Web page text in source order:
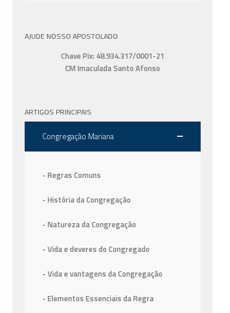
AJUDE NOSSO APOSTOLADO
Chave Pix: 48.934.317/0001-21
CM Imaculada Santo Afonso
ARTIGOS PRINCIPAIS
Congregação Mariana
- Regras Comuns
- História da Congregação
- Natureza da Congregação
- Vida e deveres do Congregado
- Vida e vantagens da Congregação
- Elementos Essenciais da Regra